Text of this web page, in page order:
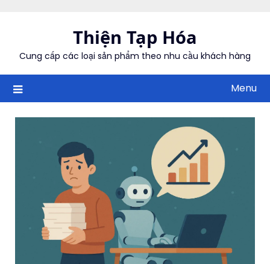
Thiện Tạp Hóa
Cung cấp các loại sản phẩm theo nhu cầu khách hàng
Menu